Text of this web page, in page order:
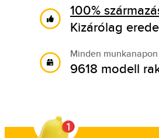
100%
Kizárólag
Minden
9618 modell